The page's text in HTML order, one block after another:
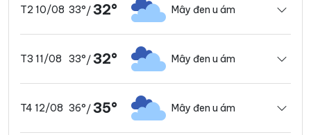
T2 10/08 33°/ 32° Mây đen u ám
T3 11/08 33°/ 32° Mây đen u ám
T4 12/08 36°/ 35° Mây đen u ám